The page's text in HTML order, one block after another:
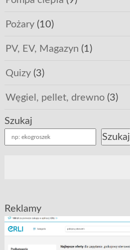
Pożary(10)
PV, EV, Magazyn (1)
Quizy(3)
Węgiel, pellet, drewno(3)
Szukaj
Szukaj
Reklamy